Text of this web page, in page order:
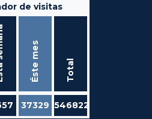
de visitas
Éste mes Total
37329 546822